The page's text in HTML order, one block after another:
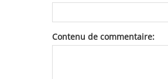
Contenu de commentaire: